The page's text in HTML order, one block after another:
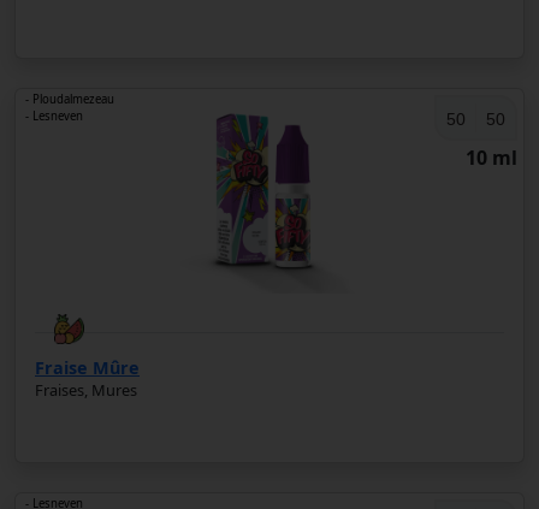
50 50
10 ml
Fraise Mûre
Fraises, Mures
- Ploudalmezeau
- Lesneven
- Lesneven